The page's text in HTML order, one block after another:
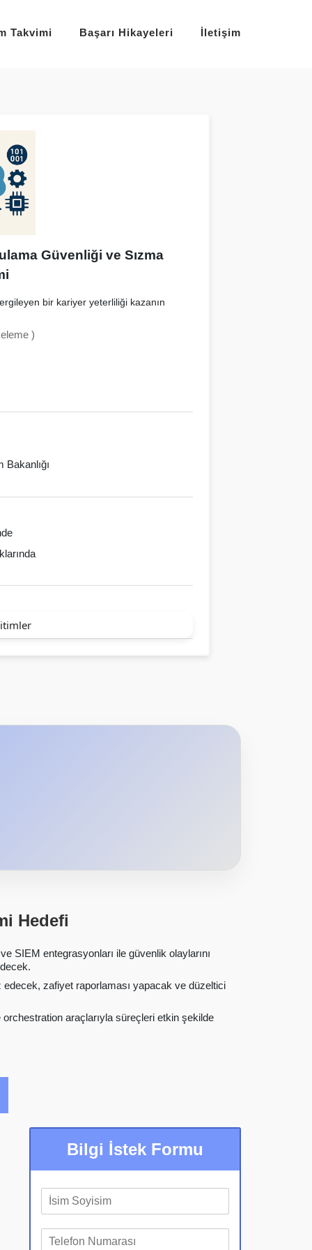
Takvimi Başarı Hikayeleri İletişim
Güvenliği ve Sızma
bir kariyer yeterliliği kazanın
)
Bakanlığı
Hedefi
SIEM entegrasyonları ile güvenlik olaylarını
edecek, zafiyet raporlaması yapacak ve düzeltici
araçlarıyla süreçleri etkin şekilde
Bilgi İstek Formu